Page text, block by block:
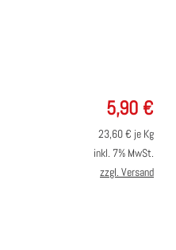
5,90 €
23,60€ je Kg
inkl. 7% MwSt.
zzgl. Versand